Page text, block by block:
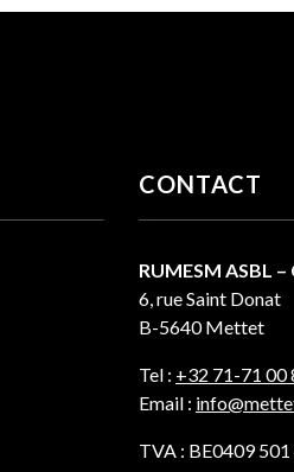
CONTACT
RUMESM ASBL
6, rue Saint Donat
B-5640 Mettet
Tel : +32 71-71 00
Email :
TVA : BE0409